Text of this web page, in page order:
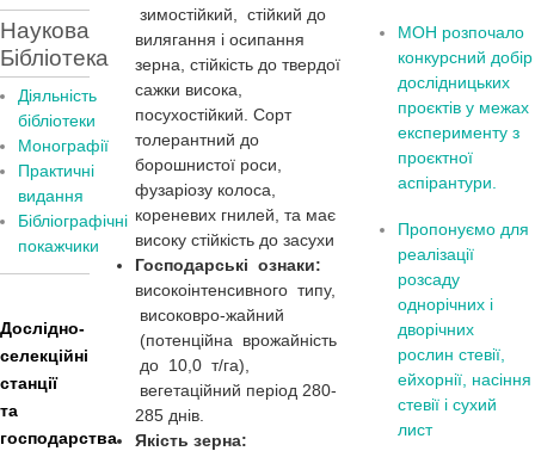
зимостійкий, стійкий до
вилягання і осипання
зерна, стійкість до твердої
сажки висока,
посухостійкий.Сорт
толерантний до
борошнистої роси,
фузаріозу колоса,
кореневих гнилей, та має
високу стійкість до засухи
Господарські ознаки:
високоінтенсивного типу,
високовро-жайний
(потенційна врожайність
до 10,0 т/га),
вегетаційний період 280-
285 днів.
Якість зерна:
Наукова
Бібліотека
Діяльність
бібліотеки
Монографії
Практичні
видання
Бібліографічні
покажчики
Дослідно-
селекційні
станції
та
господарства
МОН розпочало
конкурсний добір
дослідницьких
проєктів у межах
експерименту з
проєктної
аспірантури.
Пропонуємо для
реалізації
розсаду
однорічних і
дворічних
рослин стевії,
ейхорнії, насіння
стевії і сухий
лист